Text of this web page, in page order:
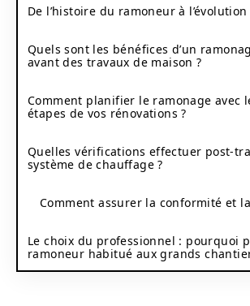
De l’histoire du ramoneur à
Quels sont les bénéfices d’un
avant des travaux de maison ?
Comment planifier le ramonage avec
étapes de vos rénovations ?
Quelles vérifications effectuer post-
système de chauffage ?
Comment assurer la conformité et
Le choix du professionnel : pourquoi
ramoneur habitué aux grands